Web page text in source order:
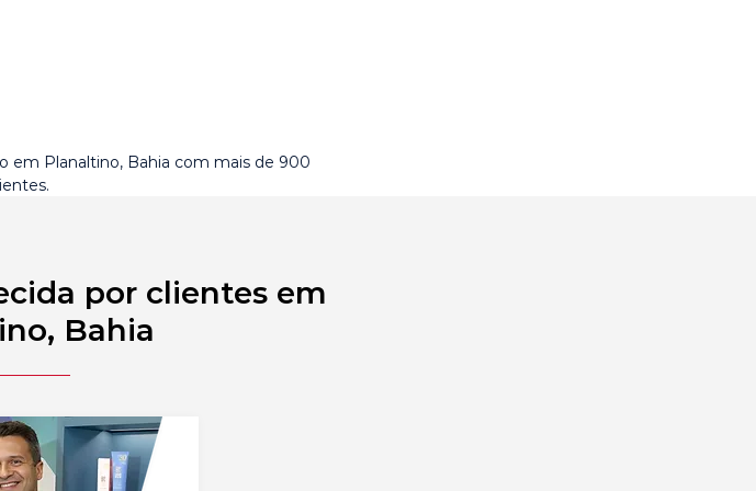
em Planaltino, Bahia com mais de 900
por clientes em
Bahia